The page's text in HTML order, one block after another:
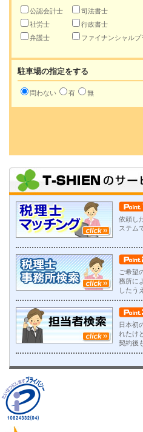
公認会計士
社労士
弁護士
司法書士
行政書士
ファイナンシャルプ
駐車場の指定をする
問わない 有 無
依頼し
ステム
ご希望
務所に
したう
日本初
れたけ
契約後